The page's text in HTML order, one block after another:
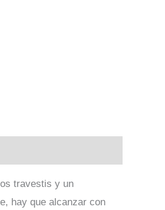
travestis y un
hay que alcanzar con